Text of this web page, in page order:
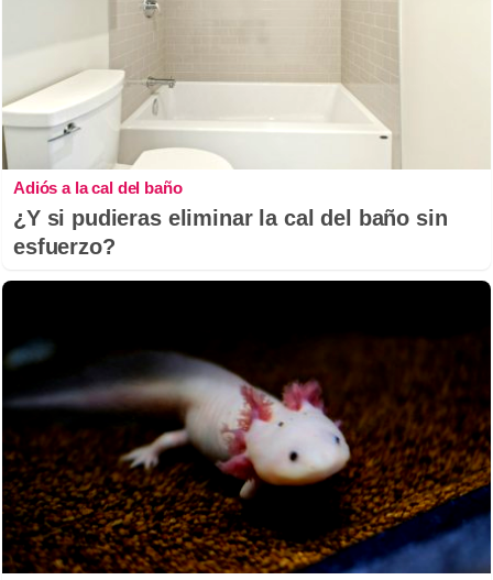
Adiós a la cal del baño
¿Y si pudieras eliminar la cal del baño sin
esfuerzo?